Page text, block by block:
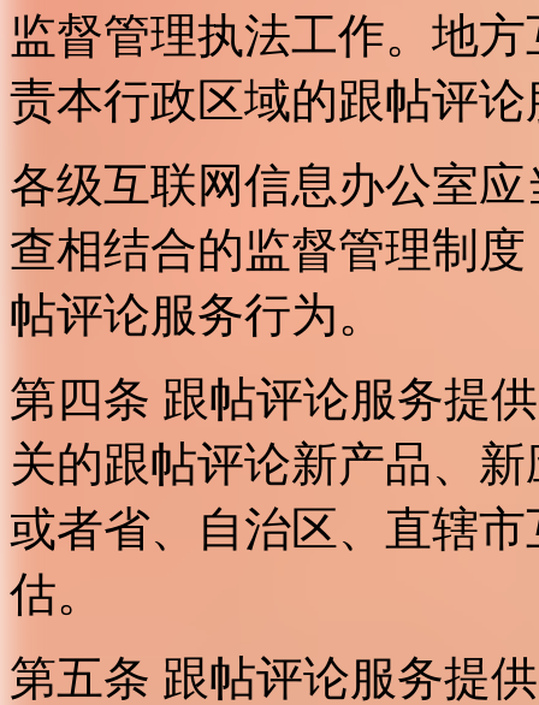
监督管理执法工作。地
责本行政区域的跟帖评
各级互联网信息办公室
查相结合的监督管理制
帖评论服务行为。
第四条 跟帖评论服务提
关的跟帖评论新产品、
或者省、自治区、直辖
估。
第五条 跟帖评论服务提